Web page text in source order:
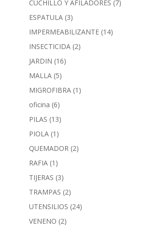
CUCHILLO Y AFILADORES (7)
ESPATULA (3)
IMPERMEABILIZANTE (14)
INSECTICIDA (2)
JARDIN (16)
MALLA (5)
MIGROFIBRA (1)
oficina (6)
PILAS (13)
PIOLA (1)
QUEMADOR (2)
RAFIA (1)
TIJERAS (3)
TRAMPAS (2)
UTENSILIOS (24)
VENENO (2)